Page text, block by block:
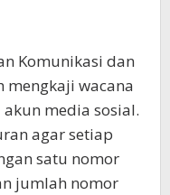
Komunikasi dan
mengkaji wacana
media sosial.
agar setiap
satu nomor
jumlah nomor